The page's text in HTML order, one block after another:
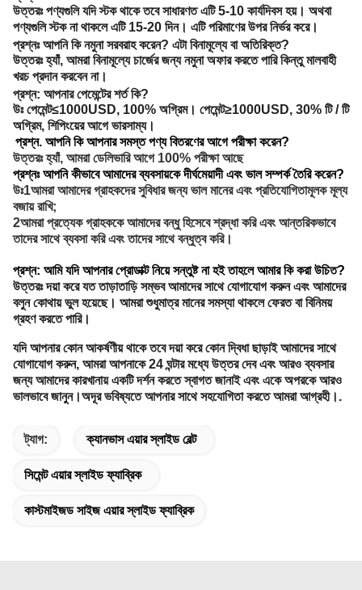
উত্তরঃ পণ্যগুলি যদি স্টক থাকে তবে সাধারণত এটি 5-10 কার্যদিবস হয়। অথবা
পণ্যগুলি স্টক না থাকলে এটি 15-20 দিন। এটি পরিমাণের উপর নির্ভর করে।
প্রশ্নঃ আপনি কি নমুনা সরবরাহ করেন? এটা বিনামূল্যে বা অতিরিক্ত?
উত্তরঃ হ্যাঁ, আমরা বিনামূল্যে চার্জের জন্য নমুনা অফার করতে পারি কিন্তু মালবাহী
খরচ প্রদান করবেন না।
প্রশ্ন: আপনার পেমেন্টের শর্ত কি?
উঃ পেমেন্ট≤1000USD, 100% অগ্রিম। পেমেন্ট≥1000USD, 30% টি / টি
অগ্রিম, শিপিংয়ের আগে ভারসাম্য।
প্রশ্ন. আপনি কি আপনার সমস্ত পণ্য বিতরণের আগে পরীক্ষা করেন?
উত্তরঃ হ্যাঁ, আমরা ডেলিভারি আগে 100% পরীক্ষা আছে
প্রশ্নঃ আপনি কীভাবে আমাদের ব্যবসায়কে দীর্ঘমেয়াদী এবং ভাল সম্পর্ক তৈরি করেন?
উঃ1আমরা আমাদের গ্রাহকদের সুবিধার জন্য ভাল মানের এবং প্রতিযোগিতামূলক মূল্য
বজায় রাখি;
2আমরা প্রত্যেক গ্রাহককে আমাদের বন্ধু হিসেবে শ্রদ্ধা করি এবং আন্তরিকভাবে
তাদের সাথে ব্যবসা করি এবং তাদের সাথে বন্ধুত্ব করি।
প্রশ্ন: আমি যদি আপনার প্রোডাক্ট নিয়ে সন্তুষ্ট না হই তাহলে আমার কি করা উচিত?
উত্তরঃ দয়া করে যত তাড়াতাড়ি সম্ভব আমাদের সাথে যোগাযোগ করুন এবং আমাদের
বলুন কোথায় ভুল হয়েছে। আমরা শুধুমাত্র মানের সমস্যা থাকলে ফেরত বা বিনিময়
গ্রহণ করতে পারি।
যদি আপনার কোন আকর্ষণীয় থাকে তবে দয়া করে কোন দ্বিধা ছাড়াই আমাদের সাথে
যোগাযোগ করুন, আমরা আপনাকে 24 ঘন্টার মধ্যে উত্তর দেব এবং আরও ব্যবসার
জন্য আমাদের কারখানায় একটি দর্শন করতে স্বাগত জানাই এবং একে অপরকে আরও
ভালভাবে জানুন।অদূর ভবিষ্যতে আপনার সাথে সহযোগিতা করতে আমরা আগ্রহী।.
ট্যাগ: ক্যানভাস এয়ার স্লাইড বেল্ট
সিমেন্ট এয়ার স্লাইড ফ্যাব্রিক
কাস্টমাইজড সাইজ এয়ার স্লাইড ফ্যাব্রিক